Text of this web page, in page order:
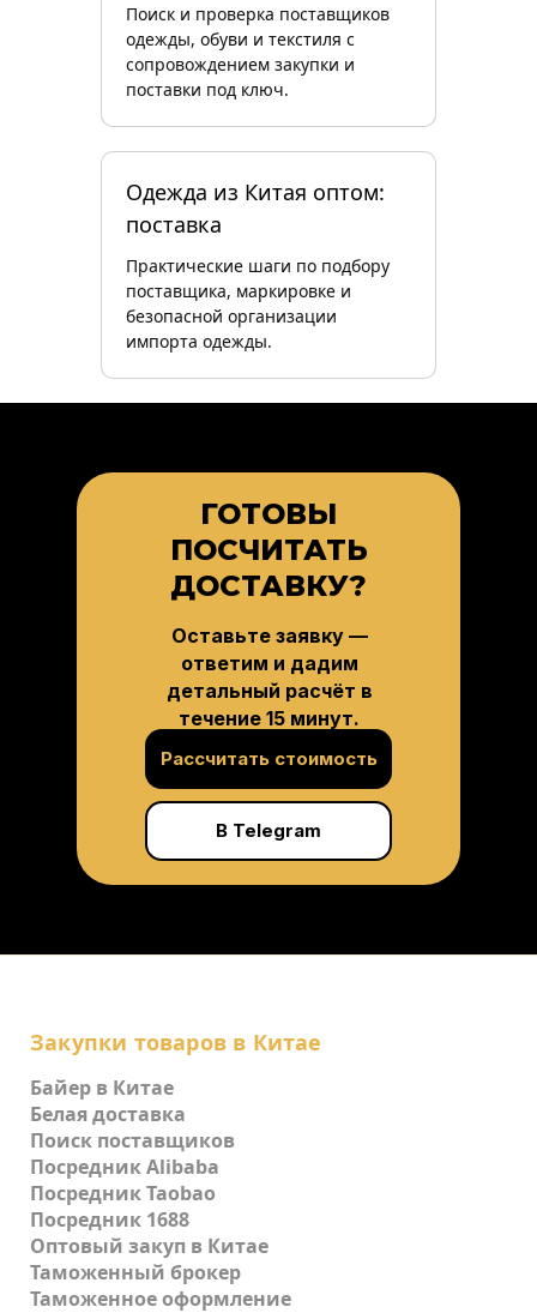
Поиск и проверка поставщиков
одежды, обуви и текстиля с
сопровождением закупки и
поставки под ключ.
Одежда из Китая оптом:
поставка
Практические шаги по подбору
поставщика, маркировке и
безопасной организации
импорта одежды.
Рассчитать стоимость
В Telegram
ГОТОВЫ
ПОСЧИТАТЬ
ДОСТАВКУ?
Оставьте заявку —
ответим и дадим
детальный расчёт в
течение 15 минут.
Закупки товаров в Китае
Байер в Китае
Белая доставка
Поиск поставщиков
Посредник Alibaba
Посредник Taobao
Посредник 1688
Оптовый закуп в Китае
Таможенный брокер
Таможенное оформление